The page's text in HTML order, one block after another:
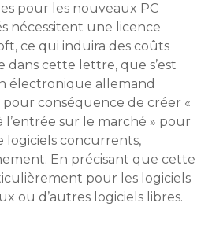
pour les nouveaux PC
nécessitent une licence
ce qui induira des coûts
dans cette lettre, que s’est
électronique allemand
pour conséquence de créer «
l’entrée sur le marché » pour
logiciels concurrents,
En précisant que cette
pour les logiciels
ou d’autres logiciels libres.